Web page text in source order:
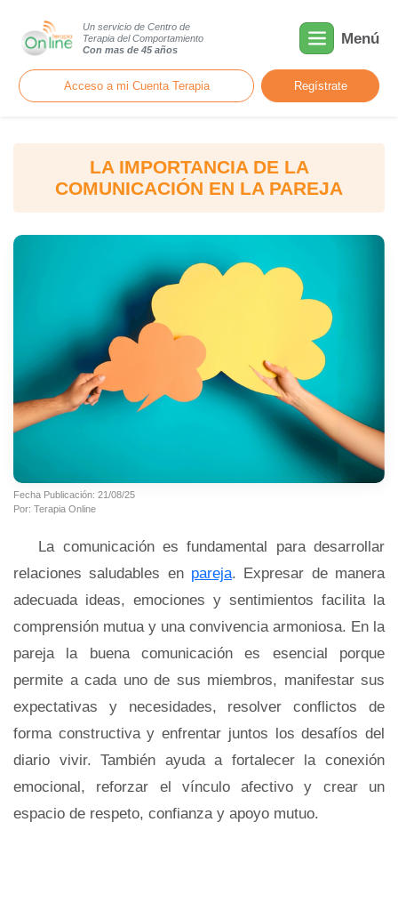
Un servicio de Centro de
Terapia del Comportamiento
Con mas de 45 años
Menú
Acceso a mi Cuenta Terapia Regístrate
LA IMPORTANCIA DE LA
COMUNICACIÓN EN LA PAREJA
Fecha Publicación: 21/08/25
Por: Terapia Online
La comunicación es fundamental para desarrollar
relaciones saludables en pareja. Expresar de manera
adecuada ideas, emociones y sentimientos facilita la
comprensión mutua y una convivencia armoniosa. En la
pareja la buena comunicación es esencial porque
permite a cada uno de sus miembros, manifestar sus
expectativas y necesidades, resolver conflictos de
forma constructiva y enfrentar juntos los desafíos del
diario vivir. También ayuda a fortalecer la conexión
emocional, reforzar el vínculo afectivo y crear un
espacio de respeto, confianza y apoyo mutuo.